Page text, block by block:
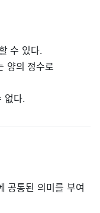
수 있다.
양의 정수로
없다.
공통된 의미를 부여